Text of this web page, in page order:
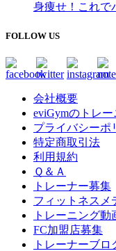
身痩せ！これで
FOLLOW US
会社概要
eviGymのトレ
プライバシーポ
特定商取引法
利用規約
Ｑ＆Ａ
トレーナー募集
フィットネスメ
トレーニング動
FC加盟店募集
トレーナーブロ